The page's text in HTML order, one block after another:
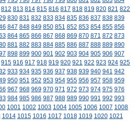
812 813 814 815 816 817 818 819 820 821 822
830 831 832 833 834 835 836 837 838 839
847 848 849 850 851 852 853 854 855 856
864 865 866 867 868 869 870 871 872 873
881 882 883 884 885 886 887 888 889 890
898 899 900 901 902 903 904 905 906 907
915 916 917 918 919 920 921 922 923 924 925
933 934 935 936 937 938 939 940 941 942
950 951 952 953 954 955 956 957 958 959
967 968 969 970 971 972 973 974 975 976
984 985 986 987 988 989 990 991 992 993
1001 1002 1003 1004 1005 1006 1007 1008
1014 1015 1016 1017 1018 1019 1020 1021